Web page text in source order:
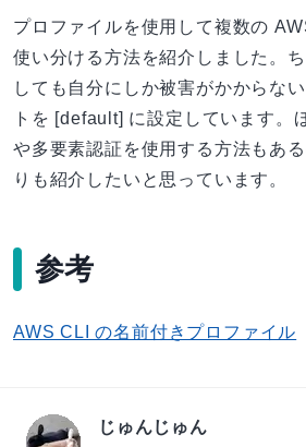
プロファイルを使用して複数の
使い分ける方法を紹介しました。
しても自分にしか被害がかからな
トを [default] に設定しています。
や多要素認証を使用する方法もあ
りも紹介したいと思っています。
参考
AWS CLI の名前付きプロファイル
じゅんじゅん